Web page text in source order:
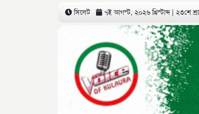
সিলেট ৭ই আগস্ট, ২০২৬ খ্রিস্টাব্দ | ২৩শে